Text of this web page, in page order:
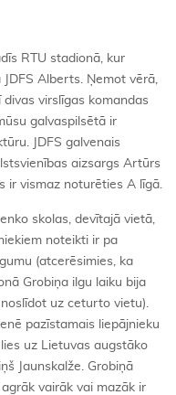
RTU stadionā, kur
Alberts. Ņemot vērā,
virslīgas komandas
galvaspilsētā ir
JDFS galvenais
aizsargs Artūrs
ir vismaz noturēties A līgā.
skolas, devītajā vietā,
noteikti ir pa
(atcerēsimies, ka
Grobiņa ilgu laiku bija
uz ceturto vietu).
pazīstamais liepājnieku
uz Lietuvas augstāko
Jaunskalže. Grobiņā
vairāk vai mazāk ir